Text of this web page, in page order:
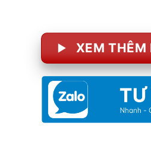
XEM THÊM